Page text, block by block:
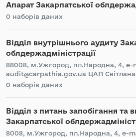
Апарат Закарпатської
0 наборів даних
Відділ внутрішнього аудиту
облдержадміністрації
88008, м.Ужгород, пл.Народна, 4, e-
audit@carpathia.gov.ua ЦАП
0 наборів даних
Відділ з питань запобігання та
Закарпатської
8008, м.Ужгород, пл.Народна, 4, e-